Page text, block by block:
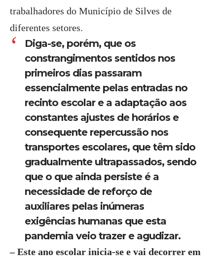
trabalhadores do Município de Silves de
diferentes setores.
Diga-se, porém, que os
constrangimentos sentidos nos
primeiros dias passaram
essencialmente pelas entradas no
recinto escolar e a adaptação aos
constantes ajustes de horários e
consequente repercussão nos
transportes escolares, que têm sido
gradualmente ultrapassados, sendo
que o que ainda persiste é a
necessidade de reforço de
auxiliares pelas inúmeras
exigências humanas que esta
pandemia veio trazer e agudizar.
– Este ano escolar inicia-se e vai decorrer em